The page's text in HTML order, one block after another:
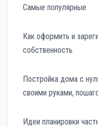
Самые популярные
Как оформить и
собственность
Постройка дома с
своими руками,
Идеи планировки